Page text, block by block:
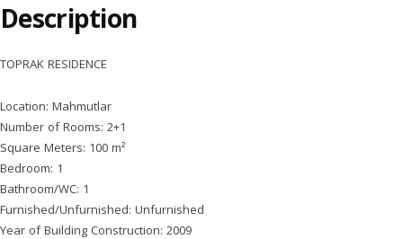
Description
TOPRAK RESIDENCE
Location: Mahmutlar
Number of Rooms: 2+1
Square Meters: 100 m²
Bedroom: 1
Bathroom/WC: 1
Furnished/Unfurnished: Unfurnished
Year of Building Construction: 2009